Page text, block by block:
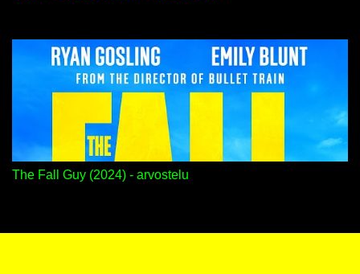
The Fall Guy (2024) - arvostelu